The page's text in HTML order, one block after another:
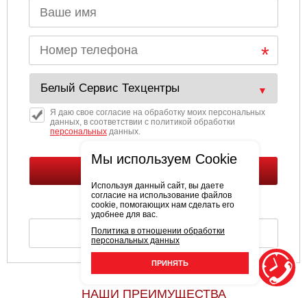
Я даю свое согласие на обработку моих персональных
данных, в соответствии с политикой обработки
персональныхданных.
НАШИ ПРЕИМУЩЕСТВА
Мы используем Cookie
Используя данный сайт, вы даете
согласие на использование файлов
cookie, помогающих нам сделать его
удобнее для вас.
Политика в отношении обработки
персональных данных
ПРИНЯТЬ